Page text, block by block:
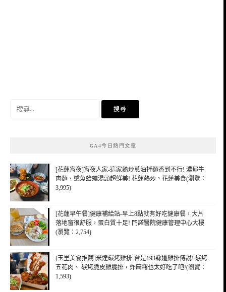
GA4今日熱門文章
[花蓮宵夜]宵夜人家-這家熱炒蔥油拌麵香到不行! 濃郁牛
肉麵、鱸魚蛤蠣湯頭超鮮美! 花蓮熱炒，花蓮美食(瀏覽：
3,995)
[花蓮早午餐]健康補給站-早上8點就有好吃健康餐，大片
落地窗很舒服，蛋白質十足! 門諾醫院健康管理中心大樓
(瀏覽：2,754)
[玉里美食推薦]米達碳烤雞排-曾是193縣道雞排傳說! 碳烤
五花肉、 碳烤脆皮雞腿排，炸麻糬也太好吃了吧!(瀏覽：
1,593)